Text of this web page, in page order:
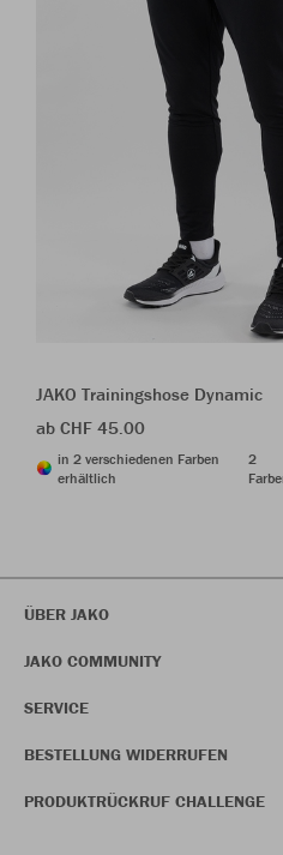
JAKO Trainingshose Dynamic
ab CHF 45.00
in 2 verschiedenen Farben
erhältlich
2
ÜBER JAKO
JAKO COMMUNITY
SERVICE
BESTELLUNG WIDERRUFEN
PRODUKTRÜCKRUF CHALLENGE